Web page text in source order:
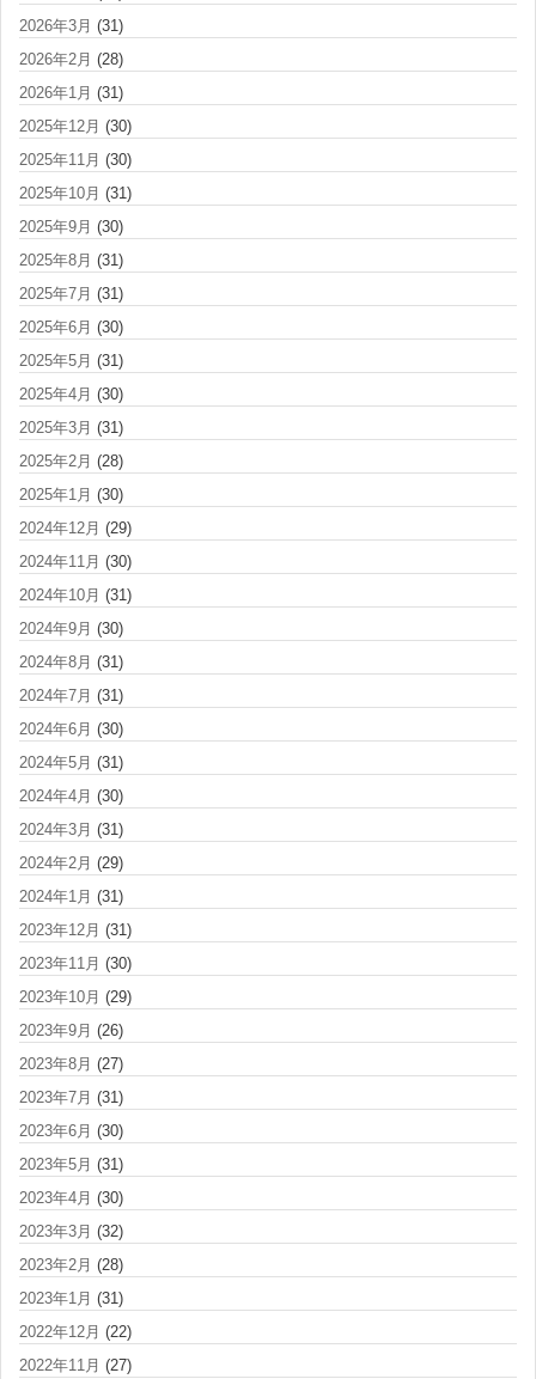
2026年3月 (31)
2026年2月 (28)
2026年1月 (31)
2025年12月 (30)
2025年11月 (30)
2025年10月 (31)
2025年9月 (30)
2025年8月 (31)
2025年7月 (31)
2025年6月 (30)
2025年5月 (31)
2025年4月 (30)
2025年3月 (31)
2025年2月 (28)
2025年1月 (30)
2024年12月 (29)
2024年11月 (30)
2024年10月 (31)
2024年9月 (30)
2024年8月 (31)
2024年7月 (31)
2024年6月 (30)
2024年5月 (31)
2024年4月 (30)
2024年3月 (31)
2024年2月 (29)
2024年1月 (31)
2023年12月 (31)
2023年11月 (30)
2023年10月 (29)
2023年9月 (26)
2023年8月 (27)
2023年7月 (31)
2023年6月 (30)
2023年5月 (31)
2023年4月 (30)
2023年3月 (32)
2023年2月 (28)
2023年1月 (31)
2022年12月 (22)
2022年11月 (27)